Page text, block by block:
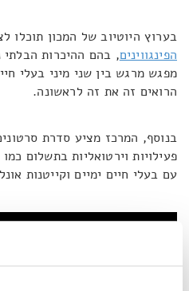
בערוץ היוטיוב של המכון תוכלו
הפינגווינים, בהם ההיכרות הבלתי
מפגש מרגש בין שני מיני בעלי
הרואים זה את זה לראשונה.
בנוסף, המרכז מציע סדרת סרטונים
פעילויות וירטואליות בתשלום
עם בעלי חיים ימיים וקייטנות